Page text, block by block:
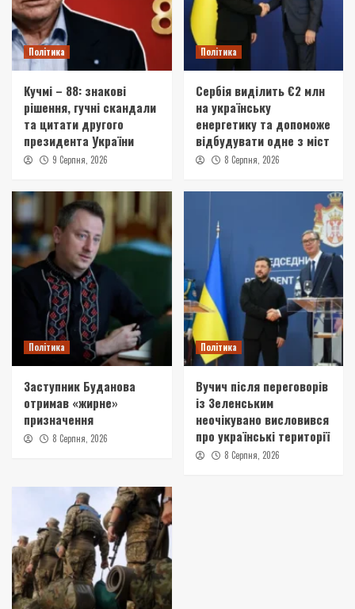
Політика
Кучмі – 88: знакові
рішення, гучні скандали
та цитати другого
президента України
9 Серпня, 2026
Політика
Сербія виділить €2 млн
на українську
енергетику та допоможе
відбудувати одне з міст
8 Серпня, 2026
Політика
Заступник Буданова
отримав «жирне»
призначення
8 Серпня, 2026
Політика
Вучич після переговорів
із Зеленським
неочікувано висловився
про українські території
8 Серпня, 2026